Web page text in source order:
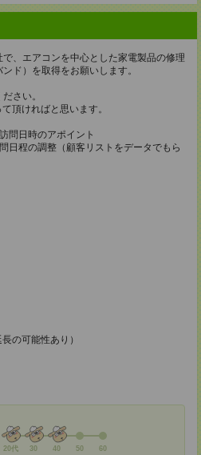
、エアコンを中心とした家電製品の修理
ド）を取得をお願いします。
さい。
頂ければと思います。
問日時のアポイント
日程の調整（顧客リストをデータでもら
の可能性あり）
20代 30 40 50 60